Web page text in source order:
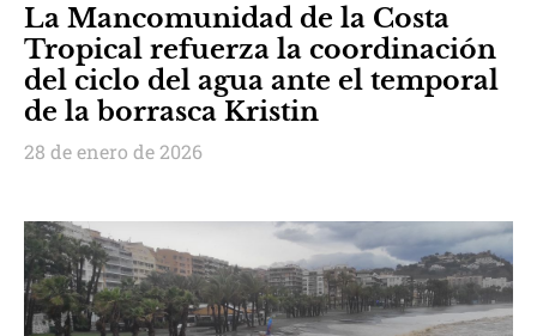
La Mancomunidad de la Costa
Tropical refuerza la coordinación
del ciclo del agua ante el temporal
de la borrasca Kristin
28 de enero de 2026